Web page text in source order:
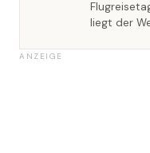
liegt der
ANZEIGE